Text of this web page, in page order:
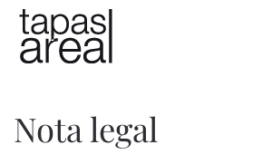
Skip to main content
Nota legal